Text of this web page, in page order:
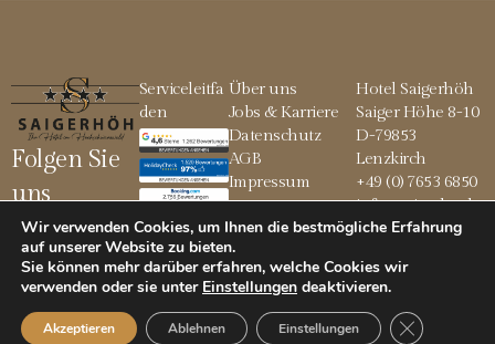
Folgen Sie
uns
Serviceleitfa
den
Über uns
Jobs & Karriere
Datenschutz
AGB
Impressum
Hotel Saigerhöh
Saiger Höhe 8-10
D-79853
Lenzkirch
+49 (0) 7653 6850
info@saigerhoeh.
de
© 2026 Saigerhöh
Wir verwenden Cookies, um Ihnen die bestmögliche Erfahrung
auf unserer Website zu bieten.
Sie können mehr darüber erfahren, welche Cookies wir
verwenden oder sie unter Einstellungen deaktivieren.
Akzeptieren Ablehnen Einstellungen GDPR